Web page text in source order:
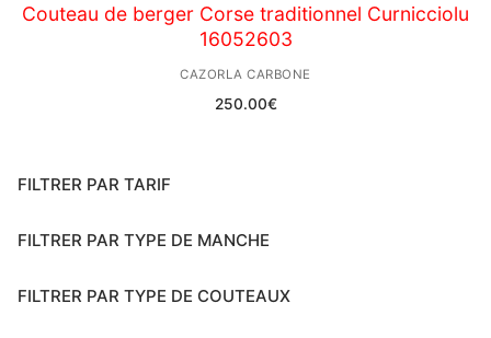
Couteau de berger Corse traditionnel Curnicciolu
16052603
CAZORLA CARBONE
250.00€
FILTRER PAR TARIF
FILTRER PAR TYPE DE MANCHE
FILTRER PAR TYPE DE COUTEAUX